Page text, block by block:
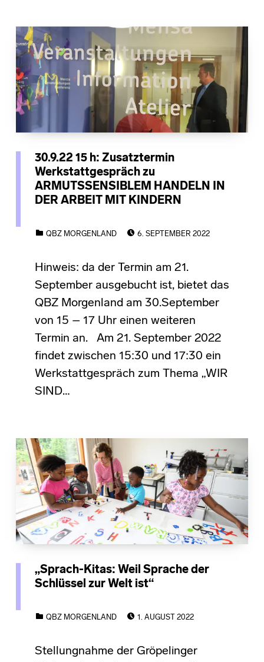
30.9.22 15 h: Zusatztermin
Werkstattgespräch zu
ARMUTSSENSIBLEM HANDELN IN
DER ARBEIT MIT KINDERN
QBZ MORGENLAND
6. SEPTEMBER 2022
Hinweis: da der Termin am 21.
September ausgebucht ist, bietet das
QBZ Morgenland am 30.September
von 15 – 17 Uhr einen weiteren
Termin an. Am 21. September 2022
findet zwischen 15:30 und 17:30 ein
Werkstattgespräch zum Thema „WIR
SIND…
„Sprach-Kitas: Weil Sprache der
Schlüssel zur Welt ist“
QBZ MORGENLAND
1. AUGUST 2022
Stellungnahme der Gröpelinger